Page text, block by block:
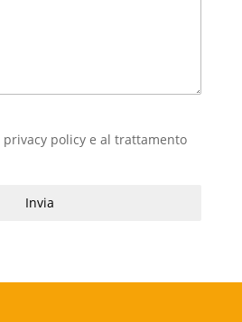
privacy policye al trattamento
Invia